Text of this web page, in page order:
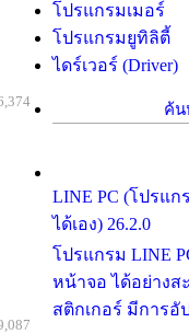
โปรแกรมเมอร์
โปรแกรมยูทิลิตี้
ไดร์เวอร์ (Driver)
ค้น
LINE PC (โปรแ
ได้เอง) 26.2.0
โปรแกรม LINE
หน้าจอ ได้อย่างส
สติกเกอร์ มีการอั